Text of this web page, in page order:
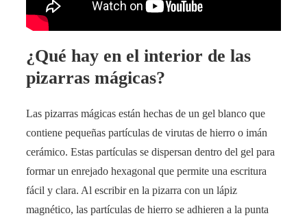
¿Qué hay en el interior de las
pizarras mágicas?
Las pizarras mágicas están hechas de un gel blanco que
contiene pequeñas partículas de virutas de hierro o imán
cerámico. Estas partículas se dispersan dentro del gel para
formar un enrejado hexagonal que permite una escritura
fácil y clara. Al escribir en la pizarra con un lápiz
magnético, las partículas de hierro se adhieren a la punta